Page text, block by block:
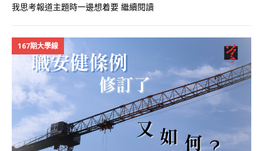
我思考報道主題時一邊想着要 繼續閱讀
167期大學線